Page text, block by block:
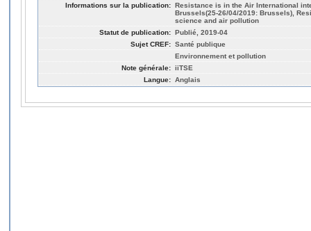
Informations sur la publication: Resistance is in the Air International
Brussels(25-26/04/2019: Brussels),
science and air pollution
Statut de publication: Publié, 2019-04
Sujet CREF: Santé publique
Environnement et pollution
Note générale: iiTSE
Langue: Anglais